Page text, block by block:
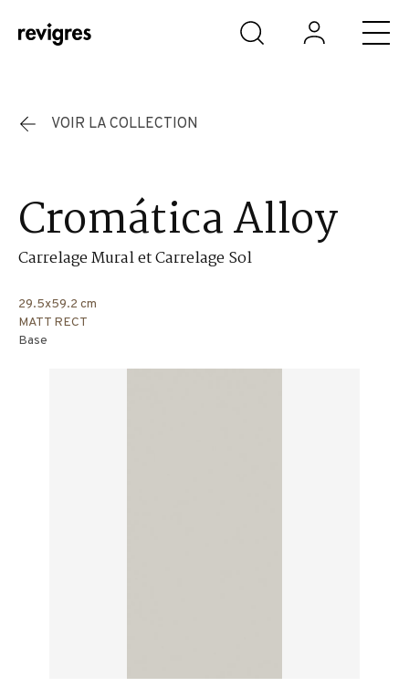
Aller au contenu principal
VOIR LA COLLECTION
Cromática Alloy
Carrelage Mural et Carrelage Sol
29.5x59.2 cm
MATT RECT
Base